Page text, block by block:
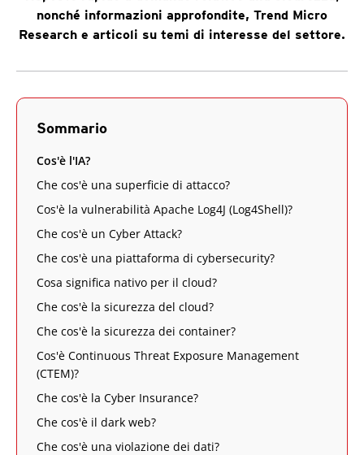
nonché informazioni approfondite, Trend Micro
Research e articoli su temi di interesse del settore.
Sommario
Cos'è l'IA?
Che cos'è una superficie di attacco?
Cos'è la vulnerabilità Apache Log4J (Log4Shell)?
Che cos'è un Cyber Attack?
Che cos'è una piattaforma di cybersecurity?
Cosa significa nativo per il cloud?
Che cos'è la sicurezza del cloud?
Che cos'è la sicurezza dei container?
Cos'è Continuous Threat Exposure Management
(CTEM)?
Che cos'è la Cyber Insurance?
Che cos'è il dark web?
Che cos'è una violazione dei dati?